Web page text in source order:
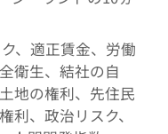
、適正賃金、労働
衛生、結社の自
地の権利、先住民
利、政治リスク、